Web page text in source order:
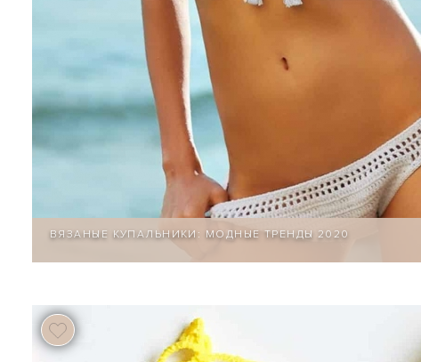
ВЯЗАНЫЕ КУПАЛЬНИКИ: МОДНЫЕ ТРЕНДЫ 2020
70